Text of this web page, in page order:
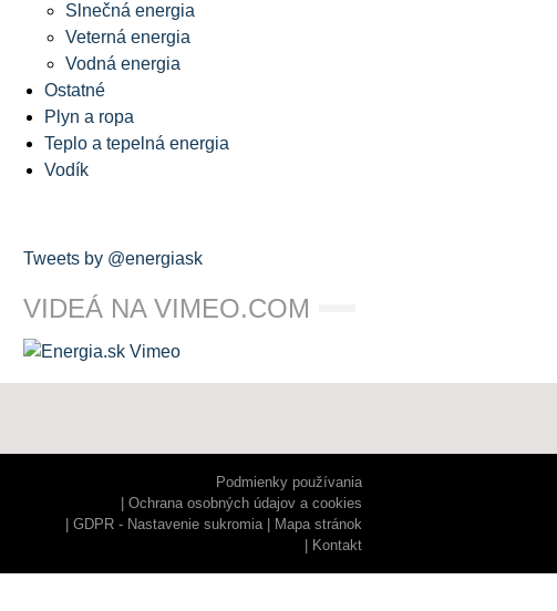
Slnečná energia
Veterná energia
Vodná energia
Ostatné
Plyn a ropa
Teplo a tepelná energia
Vodík
Tweets by @energiask
VIDEÁ NA VIMEO.COM
Podmienky používania
Ochrana osobných údajov a cookies
GDPR - Nastavenie sukromia
Mapa stránok
Kontakt